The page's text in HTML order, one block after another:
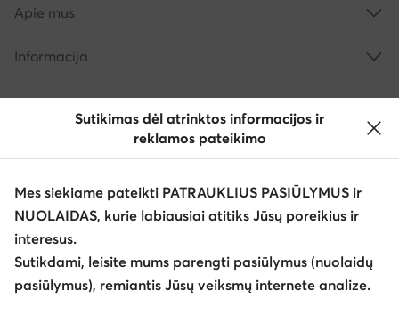
Apie mus
Informacija
Sutikimas dėl atrinktos informacijos ir
reklamos pateikimo
Mes siekiame pateikti PATRAUKLIUS PASIŪLYMUS ir
NUOLAIDAS, kurie labiausiai atitiks Jūsų poreikius ir
interesus.
Sutikdami, leisite mums parengti pasiūlymus (nuolaidų
pasiūlymus), remiantis Jūsų veiksmų internete analize.